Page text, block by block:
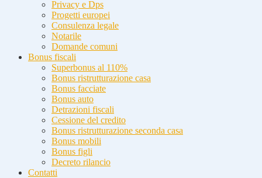
Privacy e Dps
Progetti europei
Consulenza legale
Notarile
Domande comuni
Bonus fiscali
Superbonus al 110%
Bonus ristrutturazione casa
Bonus facciate
Bonus auto
Detrazioni fiscali
Cessione del credito
Bonus ristrutturazione seconda casa
Bonus mobili
Bonus figli
Decreto rilancio
Contatti